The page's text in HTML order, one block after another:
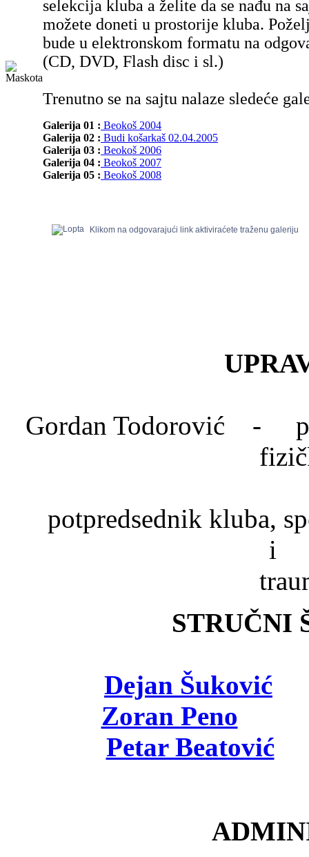
selekcija kluba a želite da se nađu na
možete doneti u prostorije kluba.
bude u elektronskom formatu na
(CD, DVD, Flash disc i sl.)
Trenutno se na sajtu nalaze sledeće
Galerija 01 : Beokoš 2004
Galerija 02 : Budi košarkaš 02.04.2005
Galerija 03 : Beokoš 2006
Galerija 04 : Beokoš 2007
Galerija 05 : Beokoš 2008
Klikom na odgovarajući link aktiviraćete traženu galeriju
Gordan Todorović -
potpredsednik kluba,
STRUČNI
Dejan Šuković
Zoran Peno
Petar Beatović-